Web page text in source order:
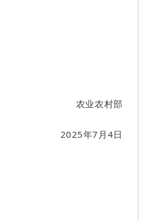
农业农村部
2025年7月4日